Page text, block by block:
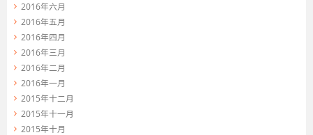
2016年六月
2016年五月
2016年四月
2016年三月
2016年二月
2016年一月
2015年十二月
2015年十一月
2015年十月